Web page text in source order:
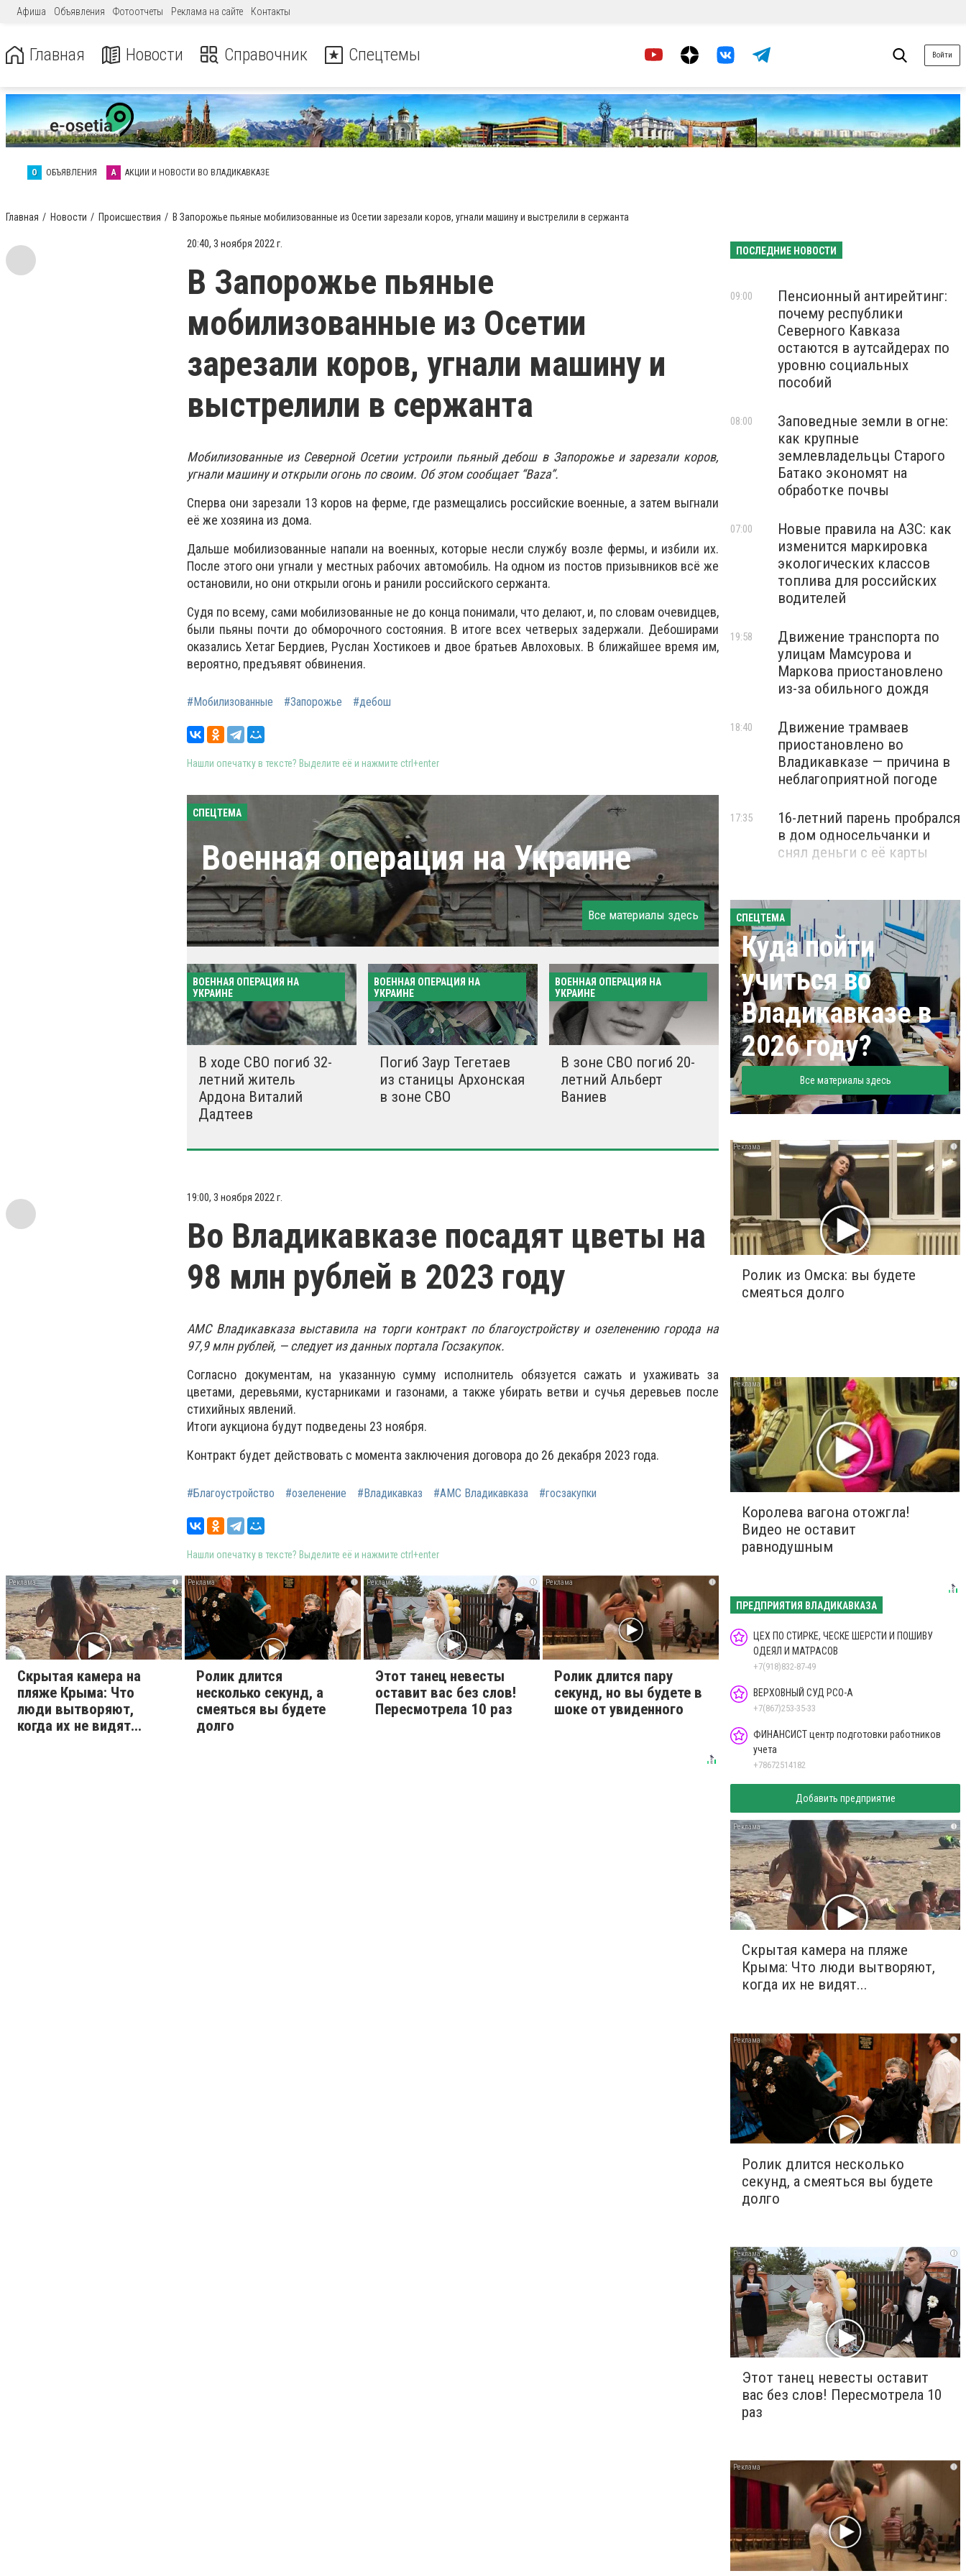
Афиша Объявления Фотоотчеты Реклама на сайте Контакты
Главная Новости Справочник Спецтемы Войти
О ОБЪЯВЛЕНИЯ А АКЦИИ И НОВОСТИ ВО ВЛАДИКАВКАЗЕ
Главная Новости Происшествия В Запорожье пьяные мобилизованные из Осетии зарезали коров, угнали машину и выстрелили в сержанта
20:40, 3 ноября 2022 г.
В Запорожье пьяные
мобилизованные из Осетии
зарезали коров, угнали машину и
выстрелили в сержанта
Мобилизованные из Северной Осетии устроили пьяный дебош в Запорожье и зарезали коров,
угнали машину и открыли огонь по своим. Об этом сообщает “Baza”.
Сперва они зарезали 13 коров на ферме, где размещались российские военные, а затем выгнали
её же хозяина из дома.
Дальше мобилизованные напали на военных, которые несли службу возле фермы, и избили их.
После этого они угнали у местных рабочих автомобиль. На одном из постов призывников всё же
остановили, но они открыли огонь и ранили российского сержанта.
Судя по всему, сами мобилизованные не до конца понимали, что делают, и, по словам очевидцев,
были пьяны почти до обморочного состояния. В итоге всех четверых задержали. Дебоширами
оказались Хетаг Бердиев, Руслан Хостикоев и двое братьев Авлоховых. В ближайшее время им,
вероятно, предъявят обвинения.
#Мобилизованные #Запорожье #дебош
Нашли опечатку в тексте? Выделите её и нажмите ctrl+enter
СПЕЦТЕМА
Военная операция на Украине
Все материалы здесь
ВОЕННАЯ ОПЕРАЦИЯ НА
УКРАИНЕ
В ходе СВО погиб 32-
летний житель
Ардона Виталий
Дадтеев
ВОЕННАЯ ОПЕРАЦИЯ НА
УКРАИНЕ
Погиб Заур Тегетаев
из станицы Архонская
в зоне СВО
ВОЕННАЯ ОПЕРАЦИЯ НА
УКРАИНЕ
В зоне СВО погиб 20-
летний Альберт
Ваниев
19:00, 3 ноября 2022 г.
Во Владикавказе посадят цветы на
98 млн рублей в 2023 году
АМС Владикавказа выставила на торги контракт по благоустройству и озеленению города на
97,9 млн рублей, — следует из данных портала Госзакупок.
Согласно документам, на указанную сумму исполнитель обязуется сажать и ухаживать за
цветами, деревьями, кустарниками и газонами, а также убирать ветви и сучья деревьев после
стихийных явлений.
Итоги аукциона будут подведены 23 ноября.
Контракт будет действовать с момента заключения договора до 26 декабря 2023 года.
#Благоустройство #озеленение #Владикавказ #АМС Владикавказа #госзакупки
Нашли опечатку в тексте? Выделите её и нажмите ctrl+enter
i
Скрытая камера на
пляже Крыма: Что
люди вытворяют,
когда их не видят...
i
Ролик длится
несколько секунд, а
смеяться вы будете
долго
i
Этот танец невесты
оставит вас без слов!
Пересмотрела 10 раз
i
Ролик длится пару
секунд, но вы будете в
шоке от увиденного
ПОСЛЕДНИЕ НОВОСТИ
Пенсионный антирейтинг:
почему республики
Северного Кавказа
остаются в аутсайдерах по
уровню социальных
пособий
09:00
Заповедные земли в огне:
как крупные
землевладельцы Старого
Батако экономят на
обработке почвы
08:00
Новые правила на АЗС: как
изменится маркировка
экологических классов
топлива для российских
водителей
07:00
Движение транспорта по
улицам Мамсурова и
Маркова приостановлено
из-за обильного дождя
19:58
Движение трамваев
приостановлено во
Владикавказе — причина в
неблагоприятной погоде
18:40
16-летний парень пробрался
в дом односельчанки и
снял деньги с её карты
17:35
СПЕЦТЕМА
Куда пойти
учиться во
Владикавказе в
2026 году?
Все материалы здесь
i
Ролик из Омска: вы будете
смеяться долго
i
Королева вагона отожгла!
Видео не оставит
равнодушным
ПРЕДПРИЯТИЯ ВЛАДИКАВКАЗА
ЦЕХ ПО СТИРКЕ, ЧЕСКЕ ШЕРСТИ И ПОШИВУ
ОДЕЯЛ И МАТРАСОВ
+7(918)832-87-49
ВЕРХОВНЫЙ СУД РСО-А
+7(867)253-35-33
ФИНАНСИСТ центр подготовки работников
учета
+78672514182
Добавить предприятие
i
Скрытая камера на пляже
Крыма: Что люди вытворяют,
когда их не видят...
i
Ролик длится несколько
секунд, а смеяться вы будете
долго
i
Этот танец невесты оставит
вас без слов! Пересмотрела 10
раз
i